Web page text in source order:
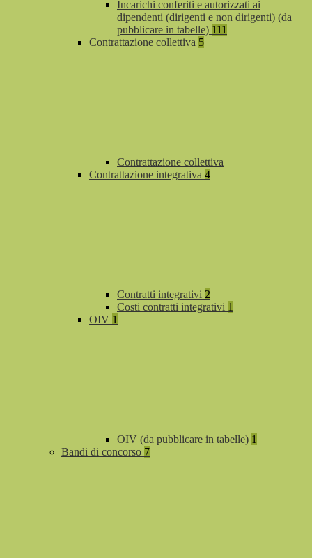
Incarichi conferiti e autorizzati ai
dipendenti (dirigenti e non dirigenti) (da
pubblicare in tabelle) 111
Contrattazione collettiva 5
Contrattazione collettiva
Contrattazione integrativa 4
Contratti integrativi 2
Costi contratti integrativi 1
OIV 1
OIV (da pubblicare in tabelle) 1
Bandi di concorso 7